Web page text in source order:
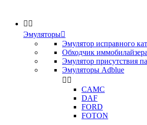
 
Эмуляторы
Эмулятор исправного
Обходчик иммобилайзера
Эмулятор присутствия
Эмуляторы Adblue
 
CAMC
DAF
FORD
FOTON